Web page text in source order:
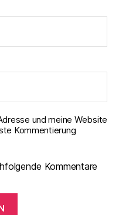
und meine Website
Kommentierung
Kommentare